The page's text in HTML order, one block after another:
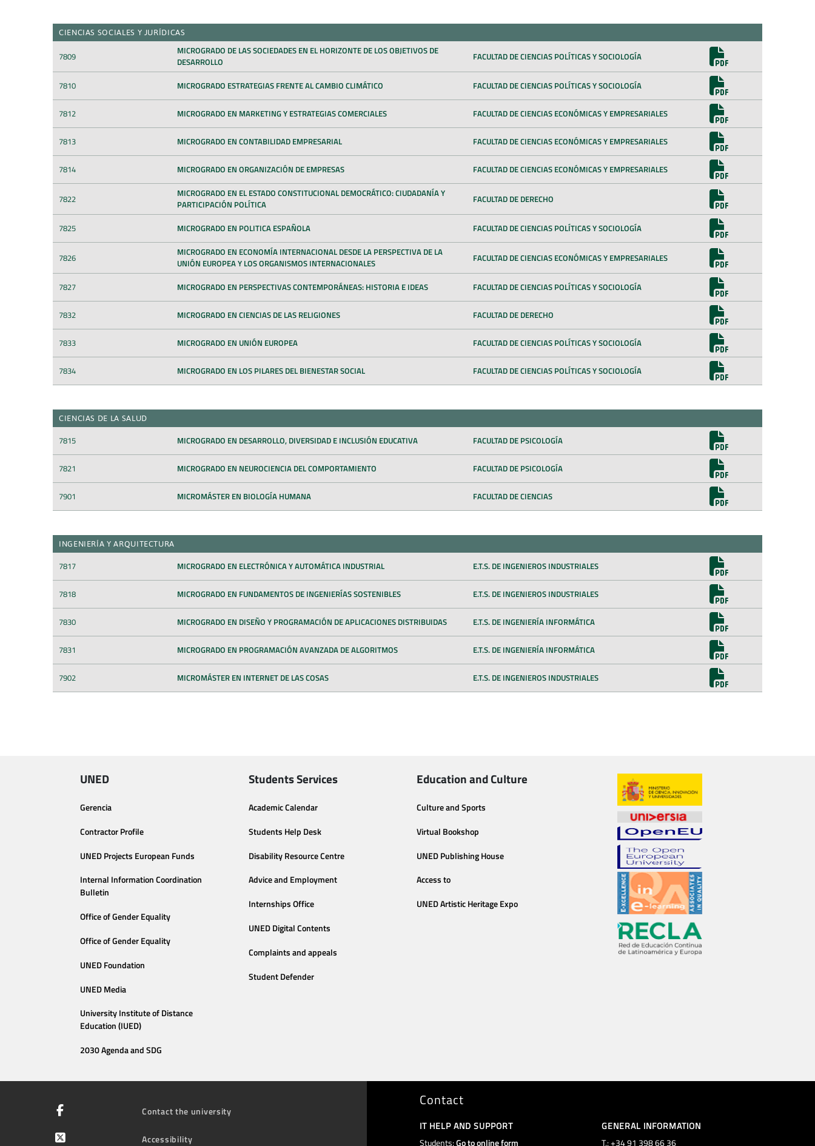
CIENCIAS SOCIALES Y JURÍDICAS
7809
MICROGRADO DE LAS SOCIEDADES EN EL HORIZONTE DE LOS OBJETIVOS DE
DESARROLLO
FACULTAD DE CIENCIAS POLÍTICAS Y SOCIOLOGÍA
7810 MICROGRADO ESTRATEGIAS FRENTE AL CAMBIO CLIMÁTICO FACULTAD DE CIENCIAS POLÍTICAS Y SOCIOLOGÍA
7812 MICROGRADO EN MARKETING Y ESTRATEGIAS COMERCIALES FACULTAD DE CIENCIAS ECONÓMICAS Y EMPRESARIALES
7813 MICROGRADO EN CONTABILIDAD EMPRESARIAL FACULTAD DE CIENCIAS ECONÓMICAS Y EMPRESARIALES
7814 MICROGRADO EN ORGANIZACIÓN DE EMPRESAS FACULTAD DE CIENCIAS ECONÓMICAS Y EMPRESARIALES
7822
MICROGRADO EN EL ESTADO CONSTITUCIONAL DEMOCRÁTICO: CIUDADANÍA Y
PARTICIPACIÓN POLÍTICA
FACULTAD DE DERECHO
7825 MICROGRADO EN POLITICA ESPAÑOLA FACULTAD DE CIENCIAS POLÍTICAS Y SOCIOLOGÍA
7826
MICROGRADO EN ECONOMÍA INTERNACIONAL DESDE LA PERSPECTIVA DE LA
UNIÓN EUROPEA Y LOS ORGANISMOS INTERNACIONALES
FACULTAD DE CIENCIAS ECONÓMICAS Y EMPRESARIALES
7827 MICROGRADO EN PERSPECTIVAS CONTEMPORÁNEAS: HISTORIA E IDEAS FACULTAD DE CIENCIAS POLÍTICAS Y SOCIOLOGÍA
7832 MICROGRADO EN CIENCIAS DE LAS RELIGIONES FACULTAD DE DERECHO
7833 MICROGRADO EN UNIÓN EUROPEA FACULTAD DE CIENCIAS POLÍTICAS Y SOCIOLOGÍA
7834 MICROGRADO EN LOS PILARES DEL BIENESTAR SOCIAL FACULTAD DE CIENCIAS POLÍTICAS Y SOCIOLOGÍA
CIENCIAS DE LA SALUD
7815 MICROGRADO EN DESARROLLO, DIVERSIDAD E INCLUSIÓN EDUCATIVA FACULTAD DE PSICOLOGÍA
7821 MICROGRADO EN NEUROCIENCIA DEL COMPORTAMIENTO FACULTAD DE PSICOLOGÍA
7901 MICROMÁSTER EN BIOLOGÍA HUMANA FACULTAD DE CIENCIAS
INGENIERÍA Y ARQUITECTURA
7817 MICROGRADO EN ELECTRÓNICA Y AUTOMÁTICA INDUSTRIAL E.T.S. DE INGENIEROS INDUSTRIALES
7818 MICROGRADO EN FUNDAMENTOS DE INGENIERÍAS SOSTENIBLES E.T.S. DE INGENIEROS INDUSTRIALES
7830 MICROGRADO EN DISEÑO Y PROGRAMACIÓN DE APLICACIONES DISTRIBUIDAS E.T.S. DE INGENIERÍA INFORMÁTICA
7831 MICROGRADO EN PROGRAMACIÓN AVANZADA DE ALGORITMOS E.T.S. DE INGENIERÍA INFORMÁTICA
7902 MICROMÁSTER EN INTERNET DE LAS COSAS E.T.S. DE INGENIEROS INDUSTRIALES
UNED
Gerencia
Contractor Profile
UNED Projects European Funds
Internal Information Coordination
Bulletin
Office of Gender Equality
Office of Gender Equality
UNED Foundation
UNED Media
University Institute of Distance
Education (IUED)
2030 Agenda and SDG
Students Services
Academic Calendar
Students Help Desk
Disability Resource Centre
Advice and Employment
Internships Office
UNED Digital Contents
Complaints and appeals
Student Defender
Education and Culture
Culture and Sports
Virtual Bookshop
UNED Publishing House
Access to
UNED Artistic Heritage Expo
Contact the university
Accessibility
Contact
IT HELP AND SUPPORT
Students:Go to online form
GENERAL INFORMATION
T.: +34 91 398 66 36